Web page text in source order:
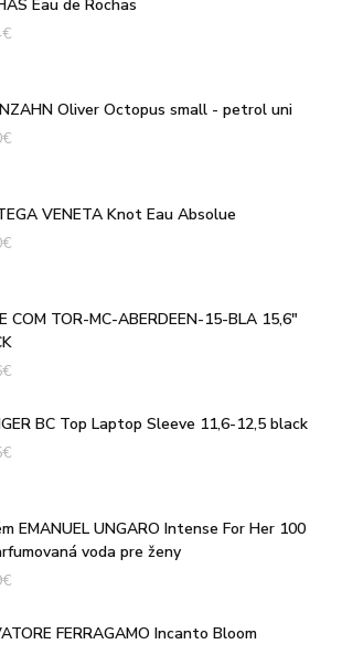
Eau de Rochas
€
Oliver Octopus small - petrol uni
€
VENETA Knot Eau Absolue
€
COM TOR-MC-ABERDEEN-15-BLA 15,6"
€
BC Top Laptop Sleeve 11,6-12,5 black
€
EMANUEL UNGARO Intense For Her 100
voda pre ženy
€
FERRAGAMO Incanto Bloom